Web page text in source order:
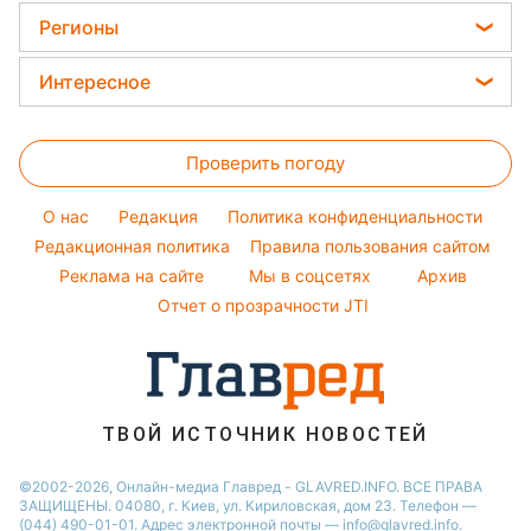
Магнитные бури
Ани Лорак
Кейт Миддлтон
Алла Пугачева
Максим Галкин
Настя Каменских
Виталий Козловский
Потап
София Ротару
Комнатные растения
Все о сале
Окрашивание волос
Красивый маникюр
Модные ошибки
Новости моды
Советы от Андре Тана
Женские стрижки
Регионы
Новости Харькова
Новости Львова
Новости Полтавы
Новости Днепра
Новости Сум
Новости Тернополя
Новости Черкассы
Новости Одессы
Интересное
Тесты по картинке
Оптические иллюзии
Народные приметы
Все о шоу-бизнесе
Проверить погоду
O нас Редакция
Политика конфиденциальности
Редакционная политика
Правила пользования сайтом
Реклама на сайте
Мы в соцсетях
Архив
Отчет о прозрачности JTI
ТВОЙ ИСТОЧНИК НОВОСТЕЙ
©2002-2026, Онлайн-медиа Главред - GLAVRED.INFO. ВСЕ ПРАВА
ЗАЩИЩЕНЫ. 04080, г. Киев, ул. Кириловская, дом 23. Телефон —
(044) 490-01-01. Адрес электронной почты — info@glavred.info.